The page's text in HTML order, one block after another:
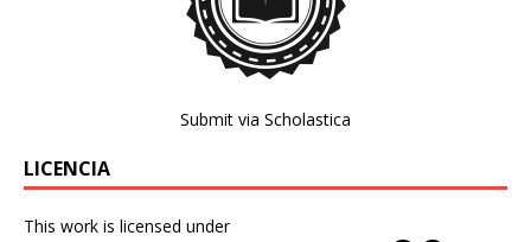
Submit via Scholastica
LICENCIA
This work is licensed under